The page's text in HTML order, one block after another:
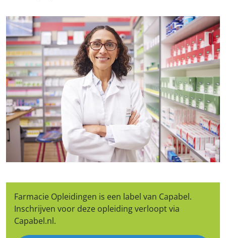
Farmacie Opleidingen is een label van Capabel.
Inschrijven voor deze opleiding verloopt via
Capabel.nl.